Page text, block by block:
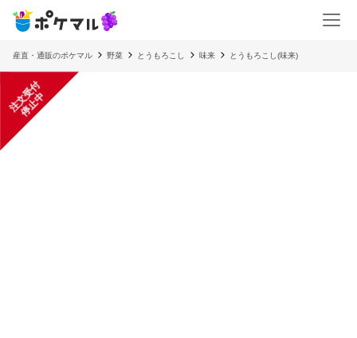
産直・通販のポケマル 野菜 とうもろこし 味来 とうもろこし(味来)
注
文
受
付
停
止
中